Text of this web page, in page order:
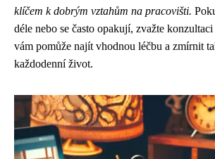
klíčem k dobrým vztahům na pracovišti.
déle nebo se často opakují, zvažte
vám pomůže najít vhodnou léčbu a zmírnit
každodenní život.